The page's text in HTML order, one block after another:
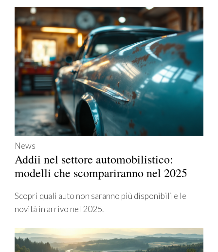
News
Addii nel settore automobilistico:
modelli che scompariranno nel 2025
Scopri quali auto non saranno più disponibili e le
novità in arrivo nel 2025.